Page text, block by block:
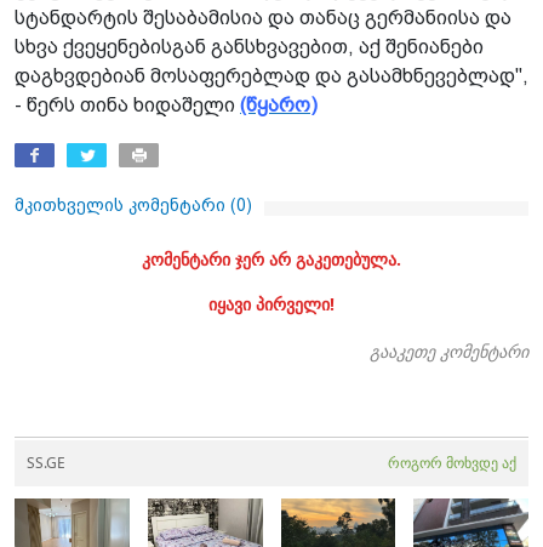
სტანდარტის შესაბამისია და თანაც გერმანიისა და
სხვა ქვეყენებისგან განსხვავებით, აქ შენიანები
დაგხვდებიან მოსაფერებლად და გასამხნევებლად",
- წერს თინა ხიდაშელი (წყარო)
მკითხველის კომენტარი (0)
კომენტარი ჯერ არ გაკეთებულა.
იყავი პირველი!
გააკეთე კომენტარი
SS.GE როგორ მოხვდე აქ